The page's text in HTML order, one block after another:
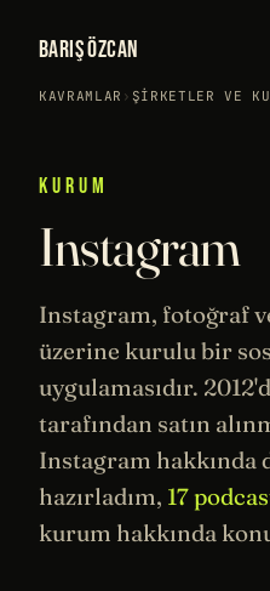
BARIŞ ÖZCAN
KAVRAMLAR › ŞIRKETLER VE
KURUM
Instagram
Instagram, fotoğraf
üzerine kurulu bir
uygulamasıdır.
tarafından satın
Instagram hakkında
hazırladım, 17
kurum hakkında